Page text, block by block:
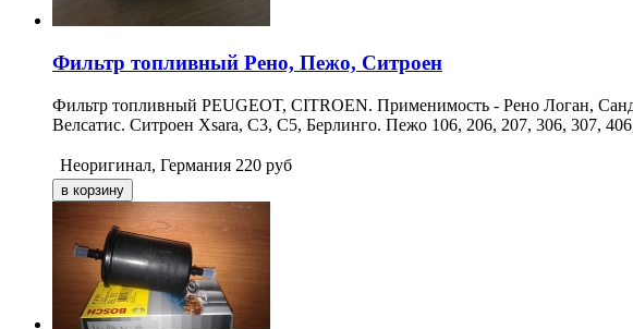
Фильтр топливный Рено, Пежо, Ситроен
Фильтр топливный PEUGEOT, CITROEN. Применимость - Рено Логан,
Велсатис. Ситроен Xsara, C3, C5, Берлинго. Пежо 106, 206, 207, 306, 307,
Неоригинал, Германия 220 руб